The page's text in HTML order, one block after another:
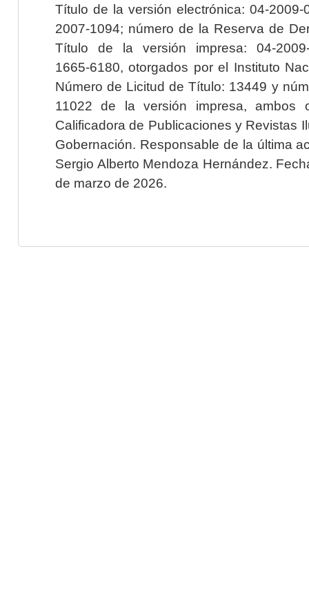
Título de la versión electrónica: 04-2009-
2007-1094; número de la Reserva de
Título de la versión impresa: 04-2009-
1665-6180, otorgados por el Instituto
Número de Licitud de Título: 13449 y
11022 de la versión impresa, ambos
Calificadora de Publicaciones y Revistas
Gobernación. Responsable de la última
Sergio Alberto Mendoza Hernández.
de marzo de 2026.